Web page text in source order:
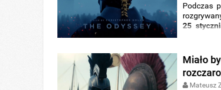
Podczas
25
Miało
Mateusz